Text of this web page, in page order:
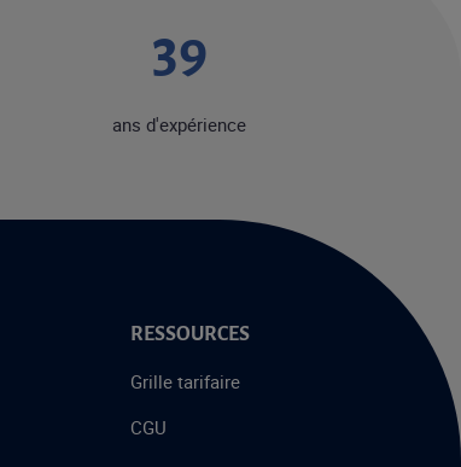
49
ans d'expérience
RESSOURCES
Grille tarifaire
CGU